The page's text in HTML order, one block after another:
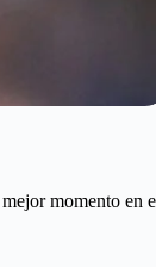
momento en